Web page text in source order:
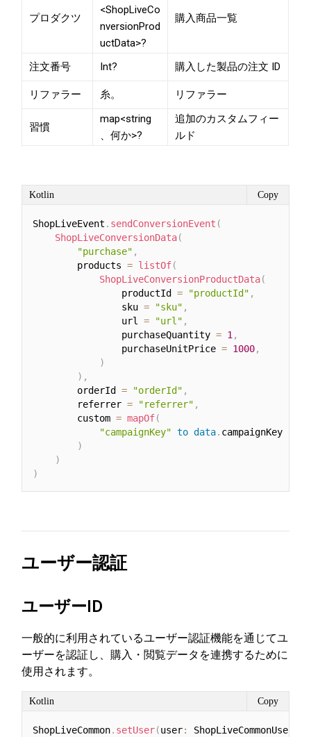
プロダクツ
<ShopLiveCo
nversionProd
uctData>?
購入商品一覧
注文番号 Int? 購入した製品の注文 ID
リファラー 糸。 リファラー
習慣
map<string
、何か>?
追加のカスタムフィー
ルド
ShopLiveEvent . sendConversionEvent (
ShopLiveConversionData(
"purchase" ,
        products
= listOf(
ShopLiveConversionProductData(
                productId
= "productId" ,
                sku
= "sku" ,
                url
= "url" ,
                purchaseQuantity
= 1 ,
                purchaseUnitPrice
= 1000,
)
) ,
        orderId
= "orderId" ,
        referrer
= "referrer" ,
        custom
= mapOf(
"campaignKey" to data. campaignKey
)
)
)
Kotlin Copy
ユーザー認証
ユーザーID
一般的に利用されているユーザー認証機能を通じてユ
ーザーを認証し、購入・閲覧データを連携するために
使用されます。
ShopLiveCommon. setUser(user: ShopLiveCommonUser
Kotlin Copy